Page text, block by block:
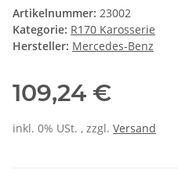
Artikelnummer: 23002
Kategorie: R170 Karosserie
Hersteller: Mercedes-Benz
109,24 €
inkl. 0% USt. , zzgl. Versand